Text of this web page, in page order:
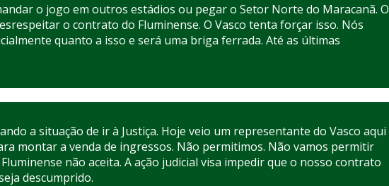
o jogo em outros estádios ou pegar o Setor Norte do Maracanã. O
o contrato do Fluminense. O Vasco tenta forçar isso. Nós
quanto a isso e será uma briga ferrada. Até as últimas
a situação de ir à Justiça. Hoje veio um representante do Vasco aqui
montar a venda de ingressos. Não permitimos. Não vamos permitir
não aceita. A ação judicial visa impedir que o nosso contrato
descumprido.